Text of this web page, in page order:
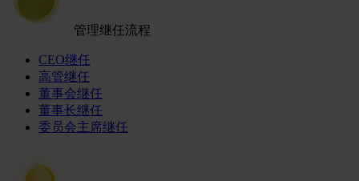
管理继任流程
CEO继任
高管继任
董事会继任
董事长继任
委员会主席继任